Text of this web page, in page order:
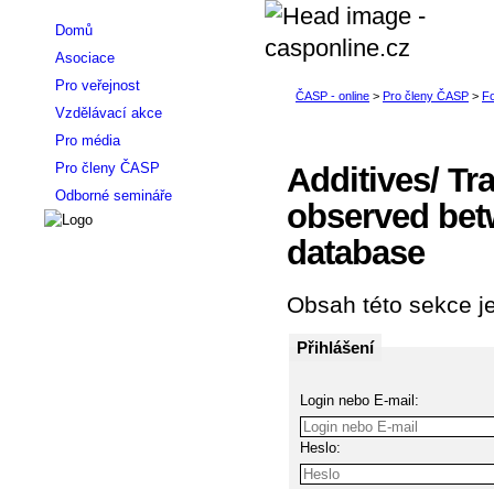
Additives/
observed
database
Obsah této sekce
Přihlášení
Login nebo E-mail:
Heslo:
Domů
Asociace
Pro veřejnost
Vzdělávací akce
Pro média
Pro členy ČASP
Odborné semináře